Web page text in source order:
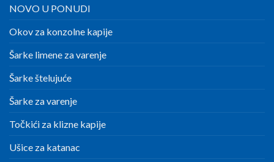
NOVO U PONUDI
Okov za konzolne kapije
Šarke limene za varenje
Šarke štelujuće
Šarke za varenje
Točkići za klizne kapije
Ušice za katanac